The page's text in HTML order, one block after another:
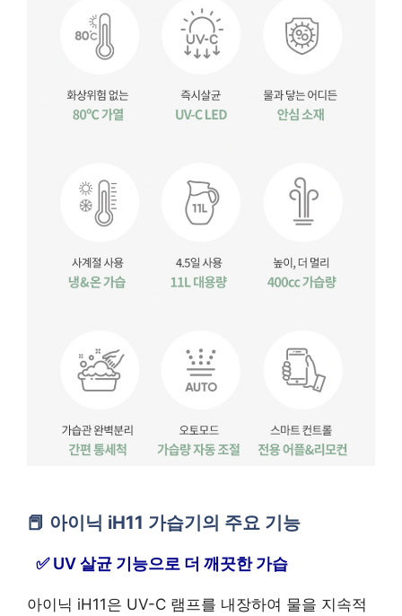
아이닉 iH11 가습기의 주요 기능
UV 살균 기능으로 더 깨끗한 가습
아이닉 iH11은 UV-C 램프를 내장하여 물을 지속적